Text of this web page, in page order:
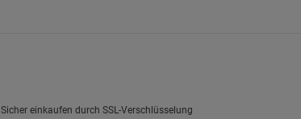
Sicher einkaufen durch SSL-Verschlüsselung